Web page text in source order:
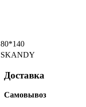
80*140
SKANDY
Доставка
Самовывоз